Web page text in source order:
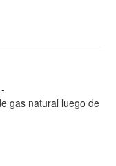
-
gas natural luego de